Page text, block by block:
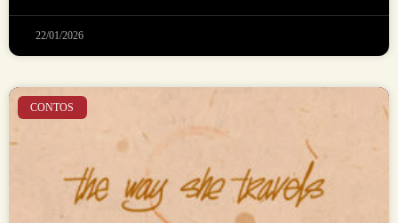
22/01/2026
CONTOS